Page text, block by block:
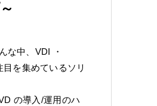
な中、VDI ・
を集めているソリ
の導入/運用のハ